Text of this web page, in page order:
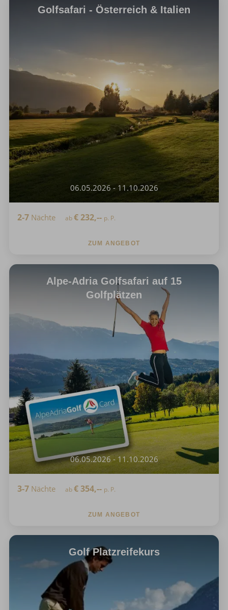
Golfsafari - Österreich & Italien
06.05.2026 - 11.10.2026
2-7 Nächte ab€232,-- p. P.
ZUM ANGEBOT
Alpe-Adria Golfsafari auf 15
Golfplätzen
06.05.2026 - 11.10.2026
3-7 Nächte ab€354,-- p. P.
ZUM ANGEBOT
Golf Platzreifekurs